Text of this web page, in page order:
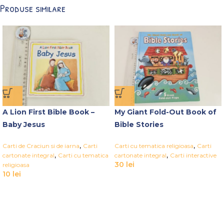
Produse similare
A Lion First Bible Book –
Baby Jesus
Carti de Craciun si de iarna, Carti
cartonate integral, Carti cu tematica
religioasa
10 lei
My Giant Fold-Out Book of
Bible Stories
Carti cu tematica religioasa, Carti
cartonate integral, Carti interactive
30 lei